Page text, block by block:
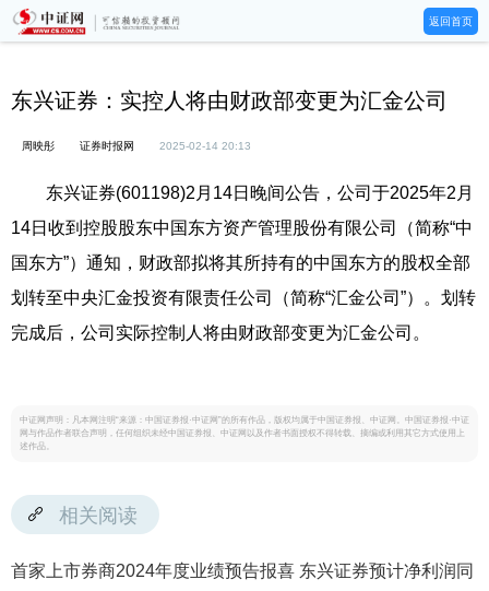
返回首页
东兴证券：实控人将由财政部变更为汇金公司
周映彤 证券时报网 2025-02-14 20:13
东兴证券(601198)2月14日晚间公告，公司于2025年2月
14日收到控股股东中国东方资产管理股份有限公司（简称“中
国东方”）通知，财政部拟将其所持有的中国东方的股权全部
划转至中央汇金投资有限责任公司（简称“汇金公司”）。划转
完成后，公司实际控制人将由财政部变更为汇金公司。
中证网声明：凡本网注明“来源：中国证券报·中证网”的所有作品，版权均属于中国证券报、中证网。中国证券报·中证
网与作品作者联合声明，任何组织未经中国证券报、中证网以及作者书面授权不得转载、摘编或利用其它方式使用上
述作品。
相关阅读
首家上市券商2024年度业绩预告报喜 东兴证券预计净利润同